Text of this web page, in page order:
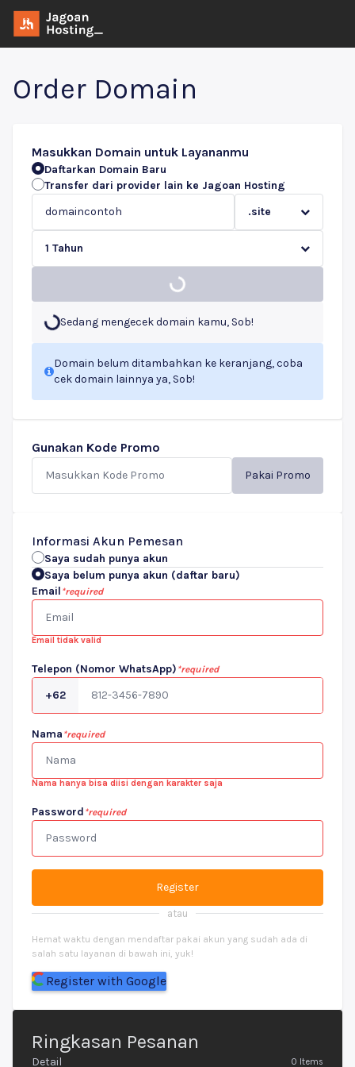
Order Domain
Masukkan Domain untuk Layananmu
Daftarkan Domain Baru
Transfer dari provider lain ke Jagoan Hosting
.site
1 Tahun
Sedang mengecek domain kamu, Sob!
Domain belum ditambahkan ke keranjang, coba
cek domain lainnya ya, Sob!
Gunakan Kode Promo
Pakai Promo
Informasi Akun Pemesan
Saya sudah punya akun
Saya belum punya akun (daftar baru)
Email *required
Email tidak valid
Telepon (Nomor WhatsApp) *required
+62
Nama *required
Nama hanya bisa diisi dengan karakter saja
Password *required
Register
atau
Hemat waktu dengan mendaftar pakai akun yang sudah ada di
salah satu layanan di bawah ini, yuk!
Register with Google
Ringkasan Pesanan
Detail 0 Items